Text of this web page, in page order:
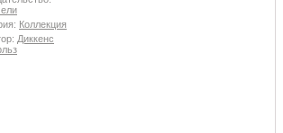
Коллекция
Диккенс